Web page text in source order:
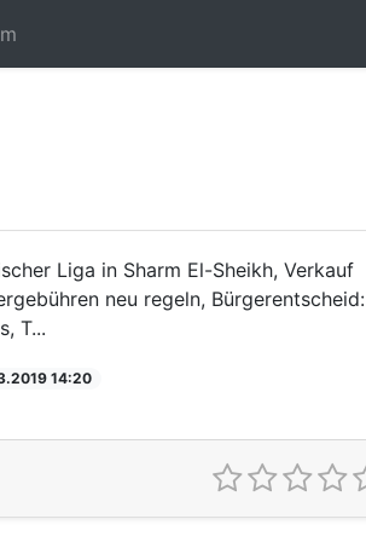
Liga in Sharm El-Sheikh, Verkauf
neu regeln, Bürgerentscheid:
T...
14:20